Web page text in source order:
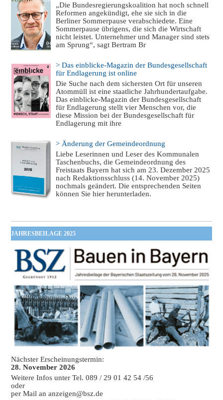
„Die Bundesregierungskoalition hat noch schnell
Reformen angekündigt, ehe sie sich in die
Berliner Sommerpause verabschiedete. Eine
Sommerpause übrigens, die sich die Wirtschaft
nicht leistet. Unternehmer und Manager sind stets
am Sprung“, sagt Bertram Br
> Das einblicke-Magazin der Bundesgesellschaft
für Endlagerung ist online
Die Suche nach dem sichersten Ort für unseren
Atommüll ist eine staatliche Jahrhundertaufgabe.
Das einblicke-Magazin der Bundesgesellschaft
für Endlagerung stellt vier Menschen vor, die
diese Mission bei der Bundesgesellschaft für
Endlagerung mit ihre
> Änderung der Gemeindeordnung
Liebe Leserinnen und Leser des Kommunalen
Taschenbuchs, die Gemeindeordnung des
Freistaats Bayern hat sich am 23. Dezember 2025
nach Redaktionsschluss (14. November 2025)
nochmals geändert. Die entsprechenden Seiten
können Sie hier herunterladen.
JAHRESBEILAGE 2025
Nächster Erscheinungstermin:
28. November 2026
Weitere Infos unter Tel. 089 / 29 01 42 54 /56
oder
per Mail ananzeigen@bsz.de